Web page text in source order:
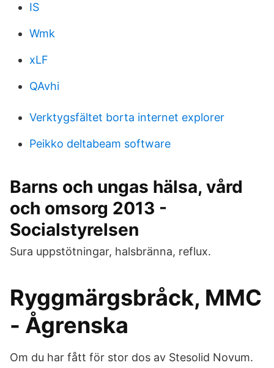
IS
Wmk
xLF
QAvhi
Verktygsfältet borta internet explorer
Peikko deltabeam software
Barns och ungas hälsa, vård
och omsorg 2013 -
Socialstyrelsen
Sura uppstötningar, halsbränna, reflux.
Ryggmärgsbråck, MMC
- Ågrenska
Om du har fått för stor dos av Stesolid Novum.